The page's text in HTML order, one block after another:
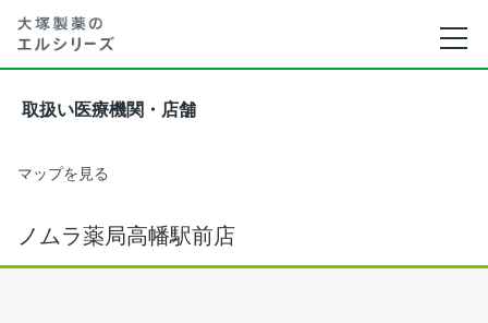
取扱い医療機関・店舗
マップを見る
ノムラ薬局高幡駅前店